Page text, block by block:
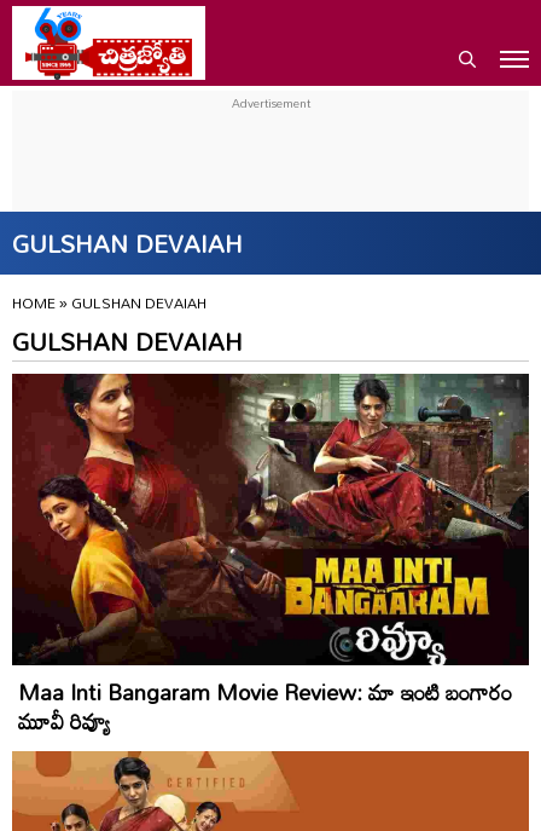
GULSHAN DEVAIAH
HOME»GULSHAN DEVAIAH
GULSHAN DEVAIAH
Maa Inti Bangaram Movie Review: మా ఇంటి బంగారం
మూవీ రివ్యూ